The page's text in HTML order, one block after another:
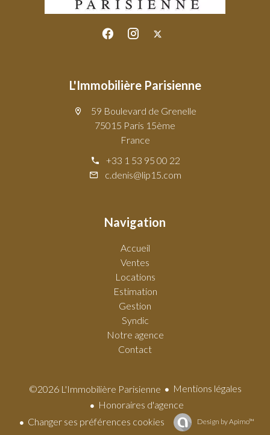
L'Immobilière Parisienne
59 Boulevard de Grenelle
75015 Paris 15ème
France
+33 1 53 95 00 22
c.denis@lip15.com
Navigation
Accueil
Ventes
Locations
Estimation
Gestion
Syndic
Notre agence
Contact
©2026 L'Immobilière Parisienne
Mentions légales
Honoraires d'agence
Changer ses préférences cookies
Design byApimo™